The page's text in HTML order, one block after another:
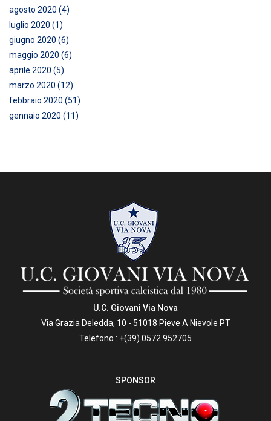
agosto 2020 (4)
luglio 2020 (1)
giugno 2020 (6)
maggio 2020 (6)
aprile 2020 (5)
marzo 2020 (12)
febbraio 2020 (51)
gennaio 2020 (11)
U.C. Giovani Via Nova
Via Grazia Deledda, 10 - 51018 Pieve A Nievole PT
Telefono : +(39).0572.952705
SPONSOR